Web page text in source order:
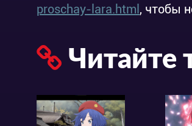
proschay-lara.html , чтобы
Читайте